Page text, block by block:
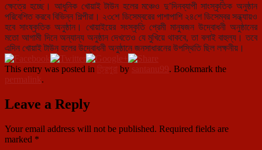
ক্ষেত্রে হচ্ছে। আধুনিক খোয়াই টাউন হলের মঞ্চেও দু’দিনব্যাপী সাংস্কৃতিক অনুষ্ঠান
পরিবেশিত করবে বিভিন্ন শিল্পীরা। ২৩শে ডিসেম্বরের পাশাপাশি ২৪শে ডিসেম্বর সন্ধ্যায়ও
হবে সাংষ্কৃতিক অনুষ্ঠান। খোয়াইয়ের সংস্কৃতি প্রেমী মানুষজন উদ্বোধনী অনুষ্ঠানের
মতো আগামী দিনে অন্যান্য অনুষ্ঠান দেখতেও যে মুখিয়ে থাকবে, তা বলাই বাহুল্য। তবে
এদিন খোয়াই টাউন হলের উদ্বোধনী অনুষ্ঠানে জনসাধারনের উপস্থিতি ছিল লক্ষনীয়।
This entry was posted in ত্রিপুরা by santanu99. Bookmark the
permalink.
Leave a Reply
Your email address will not be published. Required fields are
marked *